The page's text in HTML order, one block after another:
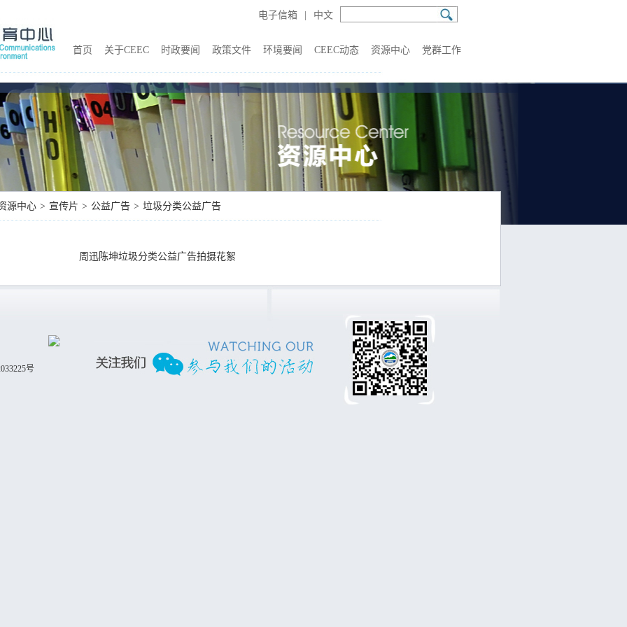
电子信箱 中文
首页 关于CEEC 时政要闻 政策文件 环境要闻 CEEC动态 资源中心 党群工作
源中心 > 宣传片 > 公益广告 > 垃圾分类公益广告
周迅陈坤垃圾分类公益广告拍摄花絮
号